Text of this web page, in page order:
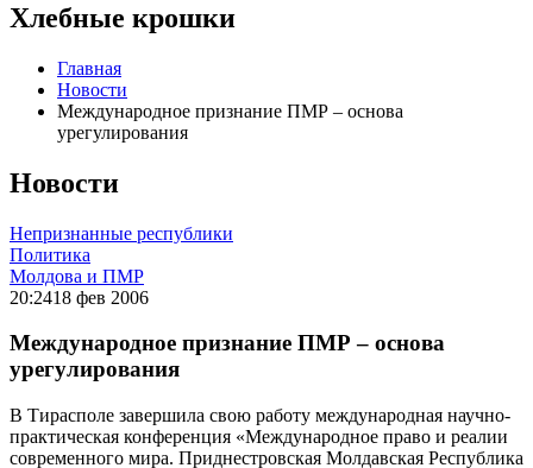
Хлебные крошки
Главная
Новости
Международное признание ПМР – основа
урегулирования
Новости
Непризнанные республики
Политика
Молдова и ПМР
20:2418 фев 2006
Международное признание ПМР – основа
урегулирования
В Тирасполе завершила свою работу международная научно-
практическая конференция «Международное право и реалии
современного мира. Приднестровская Молдавская Республика